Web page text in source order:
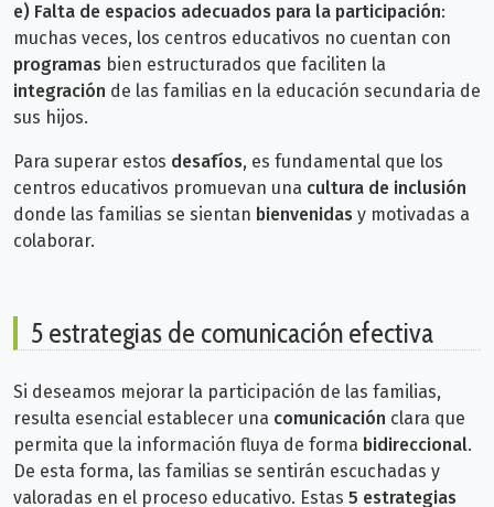
e) Falta de espacios adecuados para la participación:
muchas veces, los centros educativos no cuentan con
programas bien estructurados que faciliten la
integración de las familias en la educación secundaria de
sus hijos.
Para superar estos desafíos, es fundamental que los
centros educativos promuevan una cultura de inclusión
donde las familias se sientan bienvenidas y motivadas a
colaborar.
5 estrategias de comunicación efectiva
Si deseamos mejorar la participación de las familias,
resulta esencial establecer una comunicación clara que
permita que la información fluya de forma bidireccional.
De esta forma, las familias se sentirán escuchadas y
valoradas en el proceso educativo. Estas 5 estrategias